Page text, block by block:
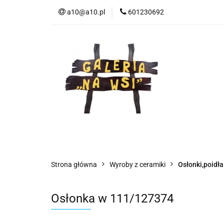
a10@a10.pl 601230692
Strona główna Wyroby z ceramiki Osłonki,poidła
Osłonka w 111/127374